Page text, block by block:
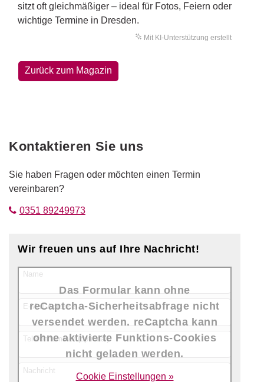
sitzt oft gleichmäßiger – ideal für Fotos, Feiern oder
wichtige Termine in Dresden.
Mit KI-Unterstützung erstellt
Zurück zum Magazin
Kontaktieren Sie uns
Sie haben Fragen oder möchten einen Termin
vereinbaren?
0351 89249973
Wir freuen uns auf Ihre Nachricht!
Name
E-Mail-Adresse
Telefonnummer (optional)
Nachricht
Das Formular kann ohne
reCaptcha-Sicherheitsabfrage nicht
versendet werden. reCaptcha kann
ohne aktivierte Funktions-Cookies
nicht geladen werden.
Cookie Einstellungen »